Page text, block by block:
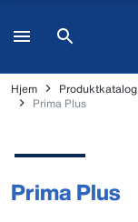
Hjem Produktkatalog
Prima Plus
Prima Plus